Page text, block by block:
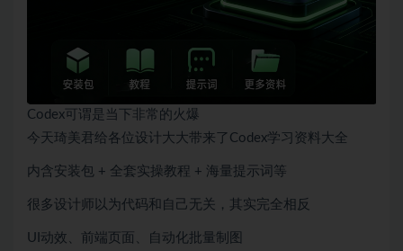
Codex 可谓是当下非常的火爆
今天琦美君给各位设计大大带来了 Codex学习资料大全
内含安装包 + 全套实操教程 + 海量提示词等
很多设计师以为代码和自己无关，其实完全相反
UI动效、前端页面、自动化批量制图